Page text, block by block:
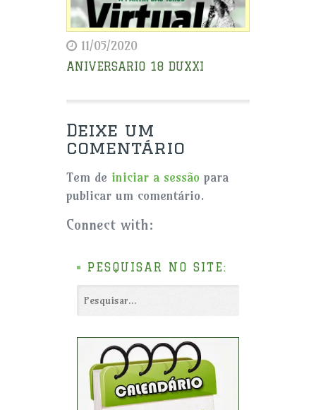
11/05/2020
ANIVERSARIO 18 DUXXI
Deixe um
comentário
Tem de iniciar a sessão para
publicar um comentário.
Connect with:
PESQUISAR NO SITE: